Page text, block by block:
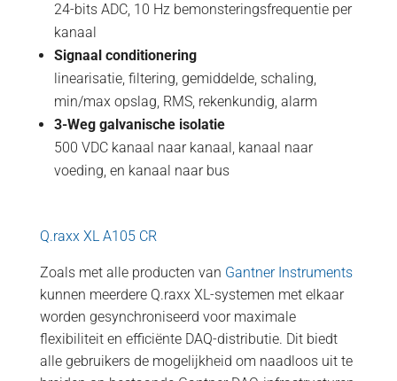
24-bits ADC, 10 Hz bemonsteringsfrequentie per
kanaal
Signaal conditionering
linearisatie, filtering, gemiddelde, schaling,
min/max opslag, RMS, rekenkundig, alarm
3-Weg galvanische isolatie
500 VDC kanaal naar kanaal, kanaal naar
voeding, en kanaal naar bus
Q.raxx XL A105 CR
Zoals met alle producten van Gantner Instruments
kunnen meerdere Q.raxx XL-systemen met elkaar
worden gesynchroniseerd voor maximale
flexibiliteit en efficiënte DAQ-distributie. Dit biedt
alle gebruikers de mogelijkheid om naadloos uit te